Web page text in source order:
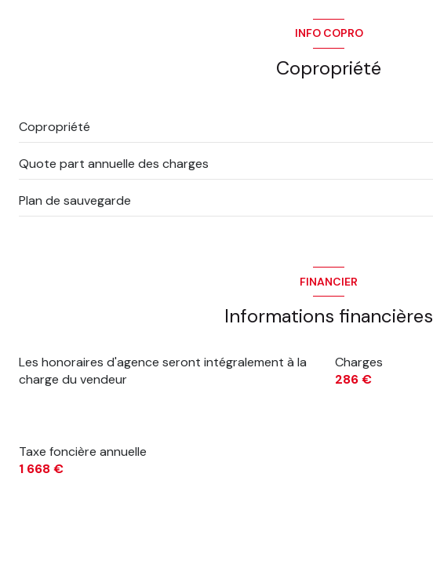
chambre
chambre
chambre
INFO COPRO
Copropriété
Copropriété
Quote part annuelle des charges
Plan de sauvegarde
FINANCIER
Informations financières
Les honoraires d'agence seront intégralement à la
charge du vendeur
Charges
286 €
Taxe foncière annuelle
1 668 €